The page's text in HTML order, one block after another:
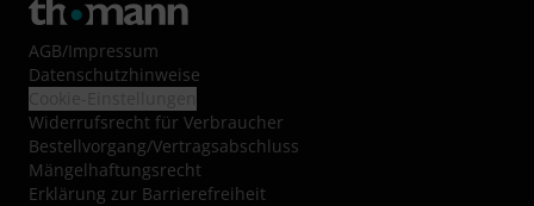
AGB/Impressum
Datenschutzhinweise
Widerrufsrecht für Verbraucher
Bestellvorgang/Vertragsabschluss
Mängelhaftungsrecht
Erklärung zur Barrierefreiheit